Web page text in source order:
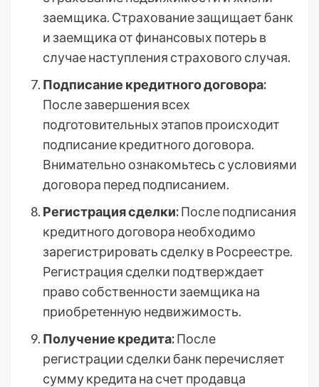
заемщика. Страхование защищает банк
и заемщика от финансовых потерь в
случае наступления страхового случая.
Подписание кредитного договора:
После завершения всех
подготовительных этапов происходит
подписание кредитного договора.
Внимательно ознакомьтесь с условиями
договора перед подписанием.
Регистрация сделки:После подписания
кредитного договора необходимо
зарегистрировать сделку в Росреестре.
Регистрация сделки подтверждает
право собственности заемщика на
приобретенную недвижимость.
Получение кредита:После
регистрации сделки банк перечисляет
сумму кредита на счет продавца